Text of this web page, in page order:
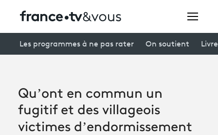
Creators
À la une
Les programmes à ne pas rater On soutient
Qu’ont en commun un
fugitif et des villageois
victimes d’endormissement